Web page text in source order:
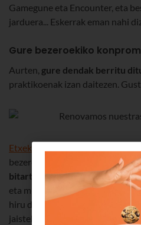
Gamegune eta Encounter, eta
jarduera... Eskerrak eman nahi
Gure bezeroekiko
Aurten, gure dendak berritu
praktikoenak izan daitezen.
Etxeko Interneten abiadura
bezero guztiei. Konexio berriak
bitartekoakdira, kalitate
eta musika gogokoena
hiru denboraldiak Netflix-etik
jaisteko.